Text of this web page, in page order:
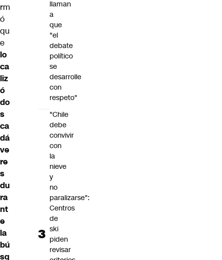
rm
ó
qu
e
lo
ca
liz
ó
do
s
ca
dá
ve
re
s
du
ra
nt
e
la
bú
sq
llaman
a
que
"el
debate
político
se
desarrolle
con
respeto"
"Chile
debe
convivir
con
la
nieve
y
no
paralizarse":
Centros
de
ski
piden
revisar